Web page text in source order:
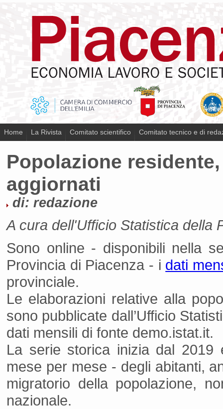
Home La Rivista Comitato scientifico Comitato tecnico e di
​Popolazione
aggiornati
di: redazione
A cura dell'Ufficio Statistica della
Sono online - disponibili nella
Provincia di Piacenza - i dati
provinciale.
Le elaborazioni relative alla
sono pubblicate dall’Ufficio
dati mensili di fonte demo.istat.it.
La serie storica inizia dal 2019
mese per mese - degli abitanti,
migratorio della popolazione,
nazionale.